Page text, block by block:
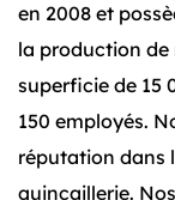
en 2008 et
la production de
superficie de 15
150 employés.
réputation dans
quincaillerie.